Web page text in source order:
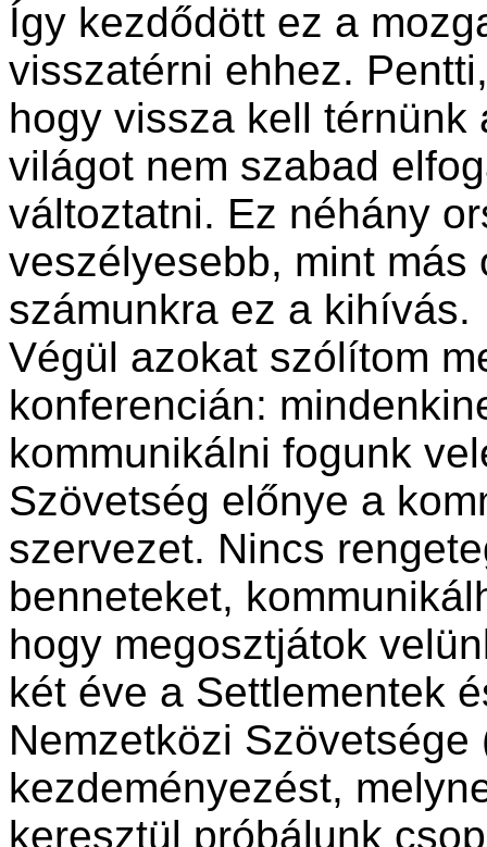
Így kezdődött ez a
visszatérni ehhez.
hogy vissza kell
világot nem szabad
változtatni. Ez néhány
veszélyesebb, mint
számunkra ez a kihívás.
Végül azokat szólítom
konferencián:
kommunikálni fogunk
Szövetség előnye a
szervezet. Nincs
benneteket,
hogy megosztjátok
két éve a Settlementek
Nemzetközi
kezdeményezést,
keresztül próbálunk